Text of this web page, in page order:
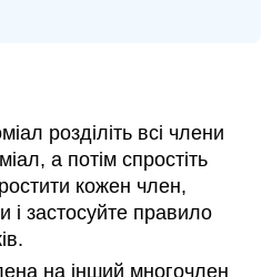
розділіть всі члени
а потім спростіть
кожен член,
і застосуйте правило
на інший многочлен